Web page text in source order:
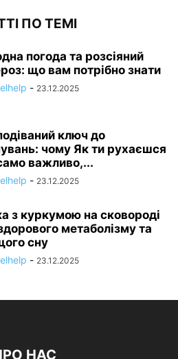
ПО ТЕМІ
погода та розсіяний
що вам потрібно знати
- 23.12.2025
ключ до
чому Як ти рухаєшся
важливо,...
- 23.12.2025
з куркумою на сковороді
метаболізму та
сну
- 23.12.2025
НАС